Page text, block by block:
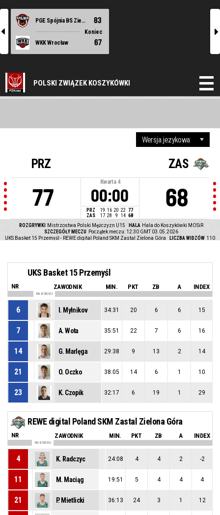
l
PGE Spójnia BS Ziemi Szczecińskiej Stargard 83
Koniec
WKK Wrocław
67
r
POLSKI ZWIĄZEK KOSZYKÓWKI
PRZ
77
Kwarta 4
00:00
PRZ 19 16 20 22
77
ZAS
17 28 9 14 68
ZAS
68
ROZGRYWKI Mistrzostwa Polski Mężczyzn U15 HALA Hala do Koszykówki MOSiR
SZCZEGÓŁY MECZU
Początek meczu: 12:30 GMT 03.05.2026
UKS Basket 15 Przemyśl - REWE digital Poland SKM Zastal Zielona Góra
LICZBA WIDZÓW 110
UKS Basket 15 Przemyśl
NR ZAWODNIK MIN. PKT ZB A INDEX
NA BOISKU
6 I. Mylnikov 34:31 20 6 6 15
7 A. Wota 35:51 22 7 6 16
14 G. Marlęga 29:38 9 13 2 14
21 O. Oczko 38:05 14 6 1 10
23 K. Czopik 32:17 6 19 1 29
REWE digital Poland SKM Zastal Zielona Góra
NR ZAWODNIK MIN. PKT ZB A INDEX
NA BOISKU
4 K. Radczyc 24:08 4 4 2 -2
11 M. Maciąg 19:51 5 4 4 4
21 P. Mietlicki 36:13 24 3 1 12